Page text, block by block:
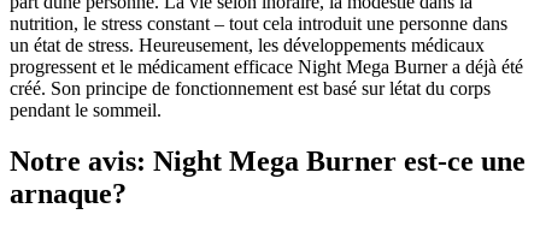
nutrition, le stress constant – tout cela introduit une personne dans
un état de stress. Heureusement, les développements médicaux
progressent et le médicament efficace Night Mega Burner a déjà été
créé. Son principe de fonctionnement est basé sur létat du corps
pendant le sommeil.
Notre avis: Night Mega Burner est-ce une
arnaque?